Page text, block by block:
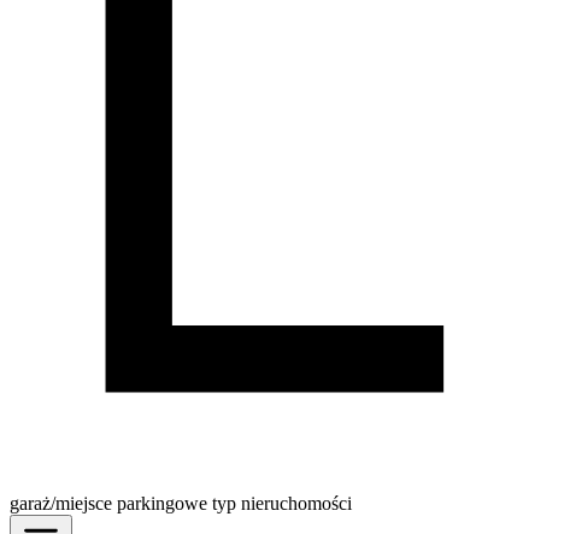
garaż/miejsce parkingowe typ nieruchomości